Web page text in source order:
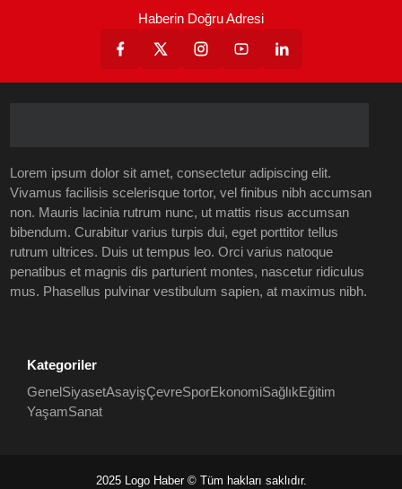
Haberin Doğru Adresi
Lorem ipsum dolor sit amet, consectetur adipiscing elit.
Vivamus facilisis scelerisque tortor, vel finibus nibh accumsan
non. Mauris lacinia rutrum nunc, ut mattis risus accumsan
bibendum. Curabitur varius turpis dui, eget porttitor tellus
rutrum ultrices. Duis ut tempus leo. Orci varius natoque
penatibus et magnis dis parturient montes, nascetur ridiculus
Kategoriler
GenelSiyaset